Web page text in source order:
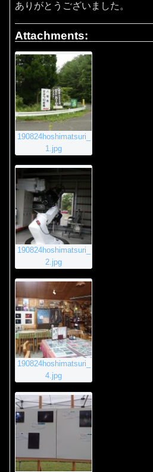
ありがとうございました。
Attachments:
190824hoshimatsuri_
1.jpg
190824hoshimatsuri_
2.jpg
190824hoshimatsuri_
4.jpg